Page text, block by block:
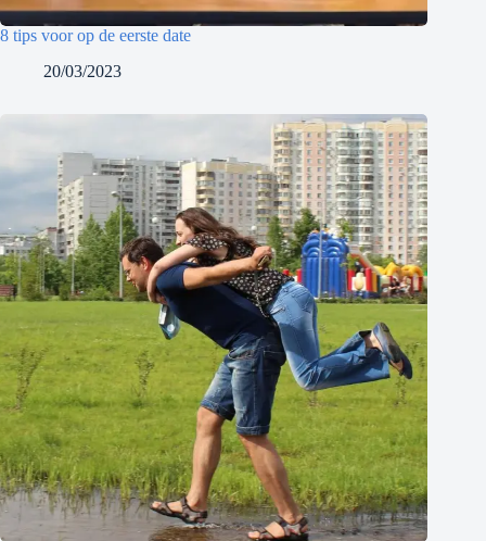
8 tips voor op de eerste date
20/03/2023